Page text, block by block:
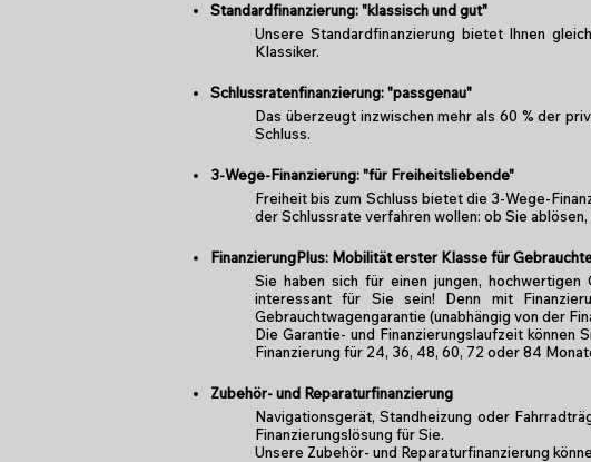
Standardfinanzierung: "klassisch und gut"
Unsere Standardfinanzierung bietet Ihnen
Klassiker.
Schlussratenfinanzierung: "passgenau"
Das überzeugt inzwischen mehr als 60 % der
Schluss.
3-Wege-Finanzierung: "für Freiheitsliebende"
Freiheit bis zum Schluss bietet die 3-Wege-
der Schlussrate verfahren wollen: ob Sie
FinanzierungPlus: Mobilität erster Klasse für
Sie haben sich für einen jungen, hochwertigen
interessant für Sie sein! Denn mit
Gebrauchtwagengarantie (unabhängig von der
Die Garantie- und Finanzierungslaufzeit können
Finanzierung für 24, 36, 48, 60, 72 oder 84
Zubehör- und Reparaturfinanzierung
Navigationsgerät, Standheizung oder
Finanzierungslösung für Sie.
Unsere Zubehör- und Reparaturfinanzierung